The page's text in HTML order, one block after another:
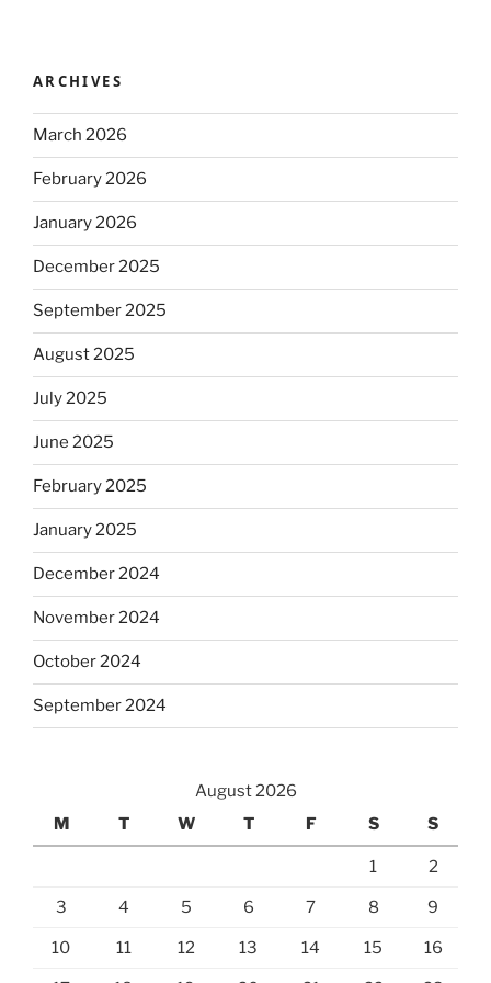
ARCHIVES
March 2026
February 2026
January 2026
December 2025
September 2025
August 2025
July 2025
June 2025
February 2025
January 2025
December 2024
November 2024
October 2024
September 2024
August 2026
M
T W T F S S
1 2
3 4 5 6 7 8 9
10 11 12 13 14 15 16